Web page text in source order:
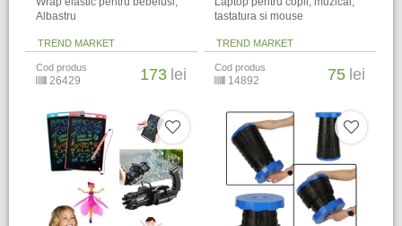
Albastru
TREND MARKET
Cod produs
26429 173 lei
tastatura si mouse
TREND MARKET
Cod produs
14892 75 lei